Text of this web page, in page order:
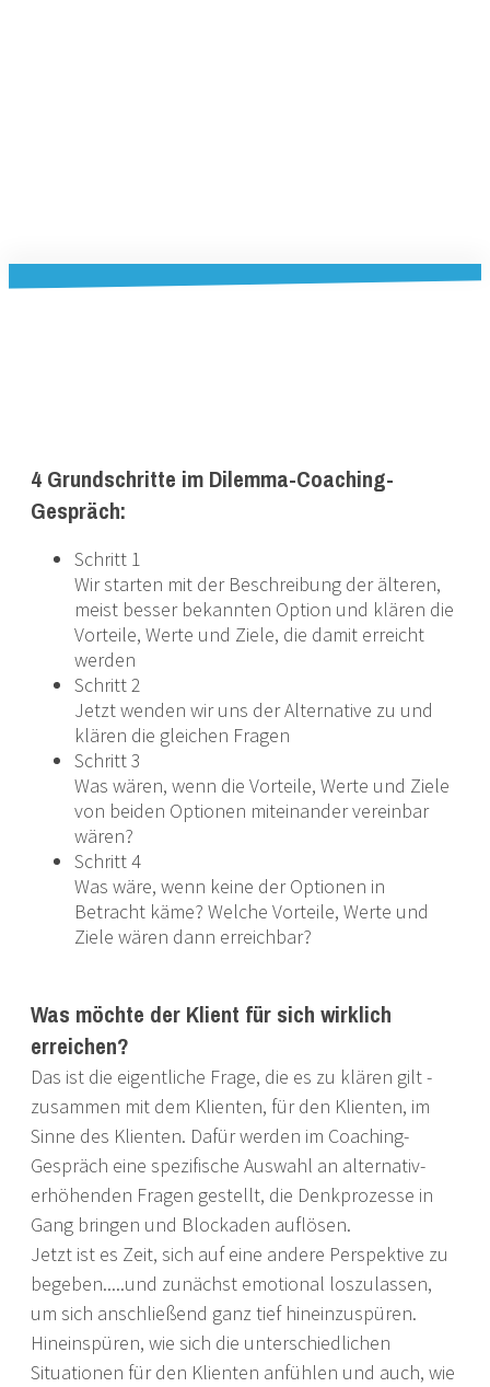
4 Grundschritte im Dilemma-Coaching-
Gespräch:
Schritt 1
Wir starten mit der Beschreibung der älteren,
meist besser bekannten Option und klären die
Vorteile, Werte und Ziele, die damit erreicht
werden
Schritt 2
Jetzt wenden wir uns der Alternative zu und
klären die gleichen Fragen
Schritt 3
Was wären, wenn die Vorteile, Werte und Ziele
von beiden Optionen miteinander vereinbar
wären?
Schritt 4
Was wäre, wenn keine der Optionen in
Betracht käme? Welche Vorteile, Werte und
Ziele wären dann erreichbar?
Was möchte der Klient für sich wirklich
erreichen?
Das ist die eigentliche Frage, die es zu klären gilt -
zusammen mit dem Klienten, für den Klienten, im
Sinne des Klienten. Dafür werden im Coaching-
Gespräch eine spezifische Auswahl an alternativ-
erhöhenden Fragen gestellt, die Denkprozesse in
Gang bringen und Blockaden auflösen.
Jetzt ist es Zeit, sich auf eine andere Perspektive zu
begeben.....und zunächst emotional loszulassen,
um sich anschließend ganz tief hineinzuspüren.
Hineinspüren, wie sich die unterschiedlichen
Situationen für den Klienten anfühlen und auch, wie